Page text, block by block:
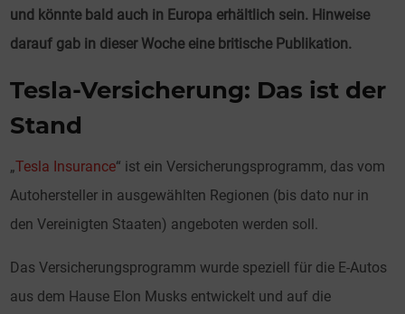
und könnte bald auch in Europa erhältlich sein. Hinweise
darauf gab in dieser Woche eine britische Publikation.
Tesla-Versicherung: Das ist der
Stand
„Tesla Insurance“ ist ein Versicherungsprogramm, das vom
Autohersteller in ausgewählten Regionen (bis dato nur in
den Vereinigten Staaten) angeboten werden soll.
Das Versicherungsprogramm wurde speziell für die E-Autos
aus dem Hause Elon Musks entwickelt und auf die